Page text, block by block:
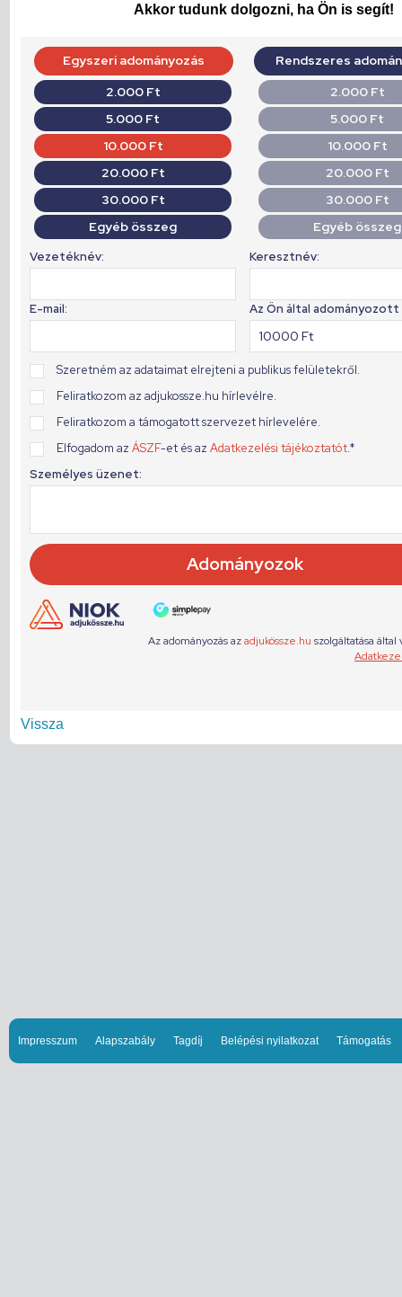
Akkor tudunk dolgozni, ha Ön is segít!
Vissza
Impresszum Alapszabály Tagdíj Belépési nyilatkozat Támogatás